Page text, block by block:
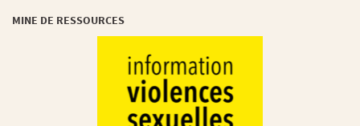
MINE DE RESSOURCES